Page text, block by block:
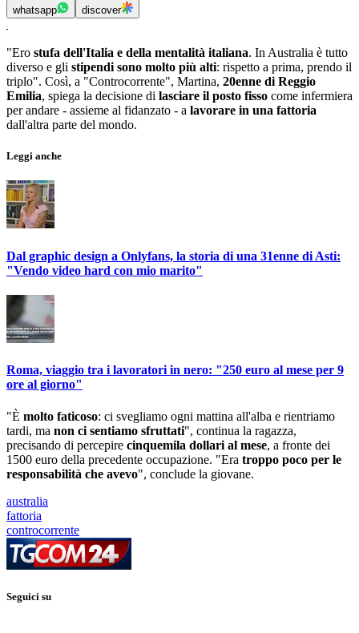
whatsapp discover
"Ero stufa dell'Italia e della mentalità italiana. In Australia è tutto
diverso e gli stipendi sono molto più alti: rispetto a prima, prendo il
triplo". Così, a "Controcorrente", Martina, 20enne di Reggio
Emilia, spiega la decisione di lasciare il posto fisso come infermiera
per andare - assieme al fidanzato - a lavorare in una fattoria
dall'altra parte del mondo.
Leggi anche
Dal graphic design a Onlyfans, la storia di una 31enne di Asti:
"Vendo video hard con mio marito"
Roma, viaggio tra i lavoratori in nero: "250 euro al mese per 9
ore al giorno"
"È molto faticoso: ci svegliamo ogni mattina all'alba e rientriamo
tardi, ma non ci sentiamo sfruttati", continua la ragazza,
precisando di percepire cinquemila dollari al mese, a fronte dei
1500 euro della precedente occupazione. "Era troppo poco per le
responsabilità che avevo", conclude la giovane.
australia
fattoria
controcorrente
Seguici su